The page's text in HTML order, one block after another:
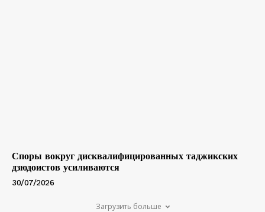
Споры вокруг дисквалифицированных таджикских
дзюдоистов усиливаются
30/07/2026
Загрузить больше